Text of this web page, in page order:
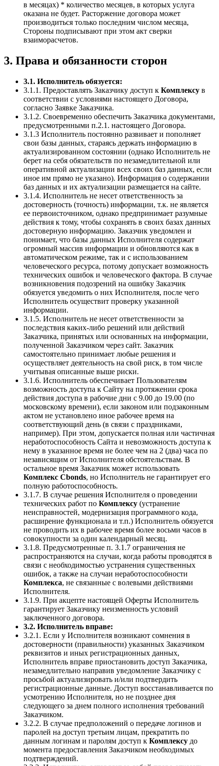
в месяцах) * количество месяцев, в которых услуга
оказана не будет. Расторжение договора может
производиться только последним числом месяца,
Стороны подписывают при этом акт сверки
взаиморасчетов.
3. Права и обязанности сторон
3.1. Исполнитель обязуется:
3.1.1. Предоставлять Заказчику доступ к Комплексу в
соответствии с условиями настоящего Договора,
согласно Заявке Заказчика.
3.1.2. Своевременно обеспечить Заказчика документами,
предусмотренными п.2.1. настоящего Договора.
3.1.3 Исполнитель постоянно развивает и пополняет
свои базы данных, стараясь держать информацию в
актуализированном состоянии (однако Исполнитель не
берет на себя обязательств по незамедлительной или
оперативной актуализации всех своих баз данных, если
иное им прямо не указано). Информация о содержании
баз данных и их актуализации размещается на сайте.
3.1.4. Исполнитель не несет ответственность за
достоверность (точность) информации, т.к. не является
ее первоисточником, однако предпринимает разумные
действия к тому, чтобы сохранять в своих базах данных
достоверную информацию. Заказчик уведомлен и
понимает, что базы данных Исполнителя содержат
огромный массив информации и обновляются как в
автоматическом режиме, так и с использованием
человеческого ресурса, потому допускает возможность
технических ошибок и человеческого фактора. В случае
возникновения подозрений на ошибку Заказчик
обязуется уведомить о них Исполнителя, после чего
Исполнитель осуществит проверку указанной
информации.
3.1.5. Исполнитель не несет ответственности за
последствия каких-либо решений или действий
Заказчика, принятых или основанных на информации,
полученной Заказчиком через сайт. Заказчик
самостоятельно принимает любые решения и
осуществляет деятельность на свой риск, в том числе
учитывая описанные выше риски.
3.1.6. Исполнитель обеспечивает Пользователям
возможность доступа к Сайту на протяжении срока
действия доступа в рабочие дни с 9.00 до 19.00 (по
московскому времени), если законом или подзаконным
актом не установлено иное рабочее время на
соответствующий день (в связи с праздниками,
например). При этом, допускается полная или частичная
неработоспособность Сайта и невозможность доступа к
нему в указанное время не более чем на 2 (два) часа по
независящим от Исполнителя обстоятельствам. В
остальное время Заказчик может использовать
Комплекс Cbonds, но Исполнитель не гарантирует его
полную работоспособность.
3.1.7. В случае решения Исполнителя о проведении
технических работ по Комплексу (устранение
неисправностей, модернизация программного кода,
расширение функционала и т.п.) Исполнитель обязуется
не проводить их в рабочее время более восьми часов в
совокупности за один календарный месяц.
3.1.8. Предусмотренные п. 3.1.7 ограничения не
распространяются на случаи, когда работы проводятся в
связи с необходимостью устранения существенных
ошибок, а также на случаи неработоспособности
Комплекса, не связанные с волевыми действиями
Исполнителя.
3.1.9. При акцепте настоящей Оферты Исполнитель
гарантирует Заказчику неизменность условий
заключенного договора.
3.2. Исполнитель вправе:
3.2.1. Если у Исполнителя возникают сомнения в
достоверности (правильности) указанных Заказчиком
реквизитов и иных регистрационных данных,
Исполнитель вправе приостановить доступ Заказчика,
незамедлительно направив уведомление Заказчику с
просьбой актуализировать и/или подтвердить
регистрационные данные. Доступ восстанавливается по
усмотрению Исполнителя, но не позднее дня
следующего за днем полного исполнения требований
Заказчиком.
3.2.2. В случае предположений о передаче логинов и
паролей на доступ третьим лицам, прекратить по
данным логинам и паролям доступ к Комплексу до
момента предоставления Заказчиком необходимых
подтверждений.